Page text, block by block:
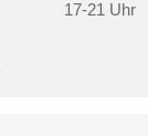
17-21 Uhr